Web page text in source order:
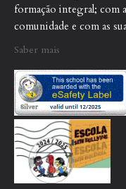
formação integral; com
comunidade e com as
Saber mais